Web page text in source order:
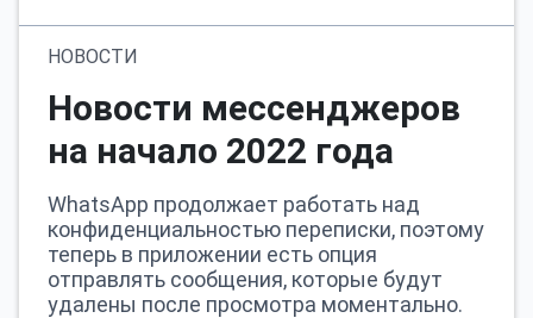
НОВОСТИ
Новости мессенджеров
на начало 2022 года
WhatsApp продолжает работать над
конфиденциальностью переписки, поэтому
теперь в приложении есть опция
отправлять сообщения, которые будут
удалены после просмотра моментально.